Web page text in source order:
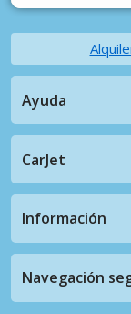
Ayuda
CarJet
Información
Navegación